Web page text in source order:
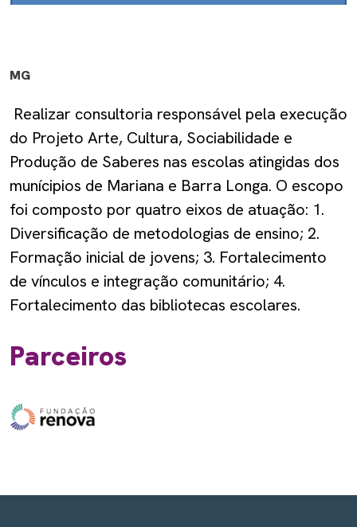
MG
Realizar consultoria responsável pela execução
do Projeto Arte, Cultura, Sociabilidade e
Produção de Saberes nas escolas atingidas dos
munícipios de Mariana e Barra Longa. O escopo
foi composto por quatro eixos de atuação: 1.
Diversificação de metodologias de ensino; 2.
Formação inicial de jovens; 3. Fortalecimento
de vínculos e integração comunitário; 4.
Fortalecimento das bibliotecas escolares.
Parceiros